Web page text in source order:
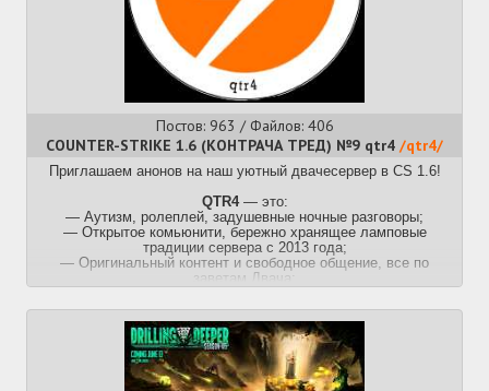
Архив тредов:
https://pastebin.com/mWgBdqC9
Прошлый>>51079866 (OP)
Постов: 963 / Файлов: 406
COUNTER-STRIKE 1.6 (КОНТРАЧА ТРЕД) №9 qtr4 /qtr4/
Приглашаем анонов на наш уютный двачесервер в CS 1.6!
QTR4— это:
— Аутизм, ролеплей, задушевные ночные разговоры;
— Открытое комьюнити, бережно хранящее ламповые
традиции сервера с 2013 года;
— Оригинальный контент и свободное общение, все по
заветам Двача;
безумных шедевров;
— Десятки игровых режимов: активное взаимодействие в
«мафии» и «футболе» или спокойное прохождение карт на
время
— Отсутствие назойливой рекламы и «випок»